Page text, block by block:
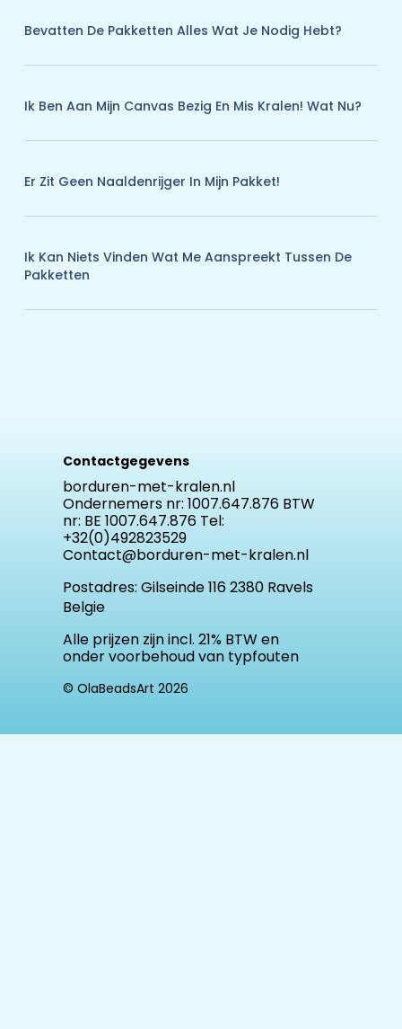
Bevatten De Pakketten Alles Wat Je Nodig Hebt?
Ik Ben Aan Mijn Canvas Bezig En Mis Kralen! Wat Nu?
Er Zit Geen Naaldenrijger In Mijn Pakket!
Ik Kan Niets Vinden Wat Me Aanspreekt Tussen De
Pakketten
Contactgegevens
borduren-met-kralen.nl
Ondernemers nr: 1007.647.876 BTW
nr: BE 1007.647.876 Tel:
+32(0)492823529
Contact@borduren-met-kralen.nl
Postadres: Gilseinde 116 2380 Ravels
Belgie
Alle prijzen zijn incl. 21% BTW en
onder voorbehoud van typfouten
© OlaBeadsArt 2026